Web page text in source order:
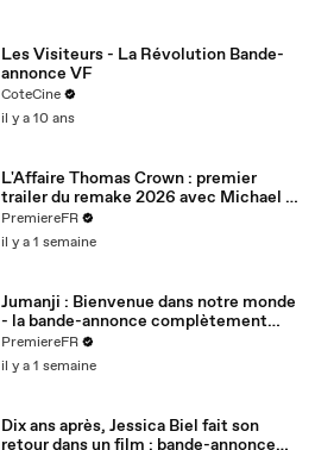
Les Visiteurs - La Révolution Bande-
annonce VF
CoteCine
il y a 10 ans
L'Affaire Thomas Crown : premier
trailer du remake 2026 avec Michael B.
Jordan (VOST)
PremiereFR
il y a 1 semaine
Jumanji : Bienvenue dans notre monde
- la bande-annonce complètement
folle (VOST)
PremiereFR
il y a 1 semaine
Dix ans après, Jessica Biel fait son
retour dans un film : bande-annonce